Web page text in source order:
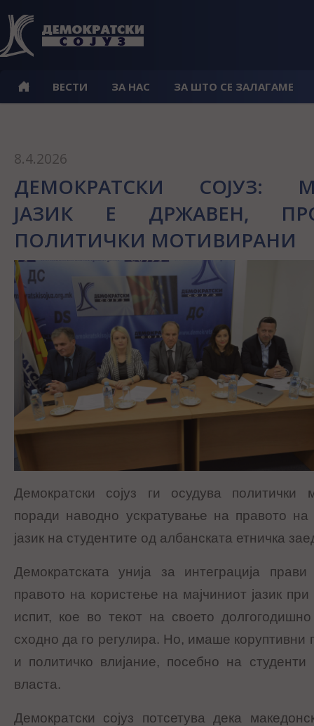
ВЕСТИ ЗА НАС ЗА ШТО СЕ ЗАЛАГАМЕ
8.4.2026
ДЕМОКРАТСКИ СОЈУЗ:
ЈАЗИК Е ДРЖАВЕН,
ПОЛИТИЧКИ МОТИВИРАНИ
Демократски сојуз ги осудува политички
поради наводно ускратување на правото на
јазик на студентите од албанската етничка
Демократската унија за интеграција
правото на користење на мајчиниот јазик
испит, кое во текот на своето
сходно да го регулира. Но, имаше коруптивни
и политичко влијание, посебно на
власта.
Демократски сојуз потсетува дека